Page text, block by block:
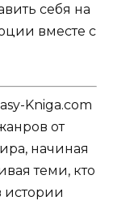
себя на
вместе с
Kniga.com
от
начиная
теми, кто
истории